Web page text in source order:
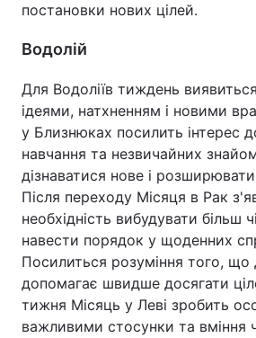
постановки нових цілей.
Водолій
Для Водоліїв тиждень
ідеями, натхненням і новими
у Близнюках посилить інтерес
навчання та незвичайних
дізнаватися нове і
Після переходу Місяця в Рак
необхідність вибудувати більш
навести порядок у щоденних
Посилиться розуміння того, що
допомагає швидше досягати
тижня Місяць у Леві зробить
важливими стосунки та вміння